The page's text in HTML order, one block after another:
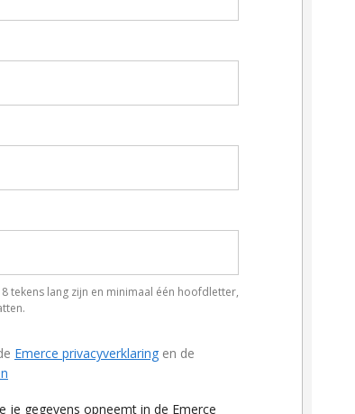
tekens lang zijn en minimaal één hoofdletter,
Emerce privacyverklaring en de
je gegevens opneemt in de Emerce